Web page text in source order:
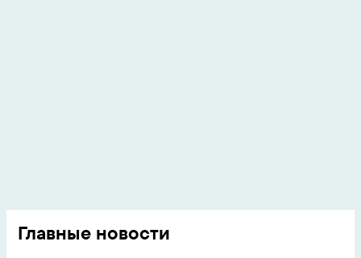
Главные новости